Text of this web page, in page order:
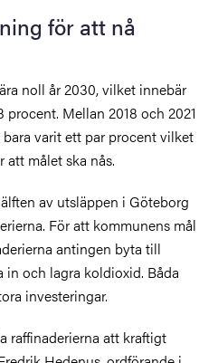
för att nå
noll år 2030, vilket innebär
Mellan 2018 och 2021
varit ett par procent vilket
målet ska nås.
av utsläppen i Göteborg
För att kommunens mål
antingen byta till
in och lagra koldioxid. Båda
investeringar.
raffinaderierna att kraftigt